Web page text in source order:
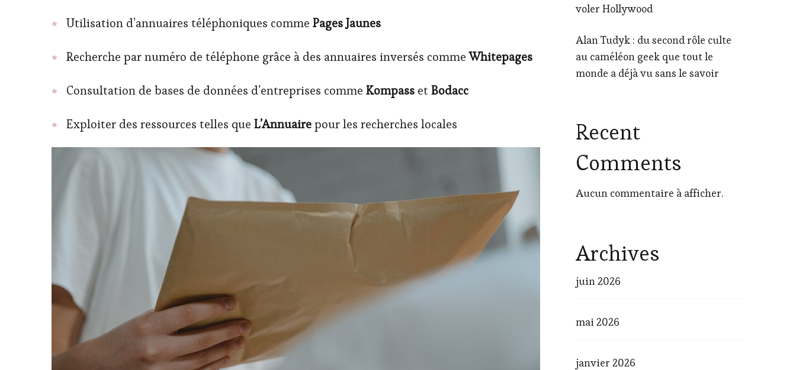
Utilisation d’annuaires téléphoniques comme Pages Jaunes
Recherche par numéro de téléphone grâce à des annuaires inversés commeWhitepages
Consultation de bases de données d’entreprises comme Kompass et Bodacc
Exploiter des ressources telles que L’Annuairepour les recherches locales
voler Hollywood
Alan Tudyk : du second rôle culte
au caméléon geek que tout le
monde a déjà vu sans le savoir
Recent
Comments
Aucun commentaire à afficher.
Archives
juin 2026
mai 2026
janvier 2026